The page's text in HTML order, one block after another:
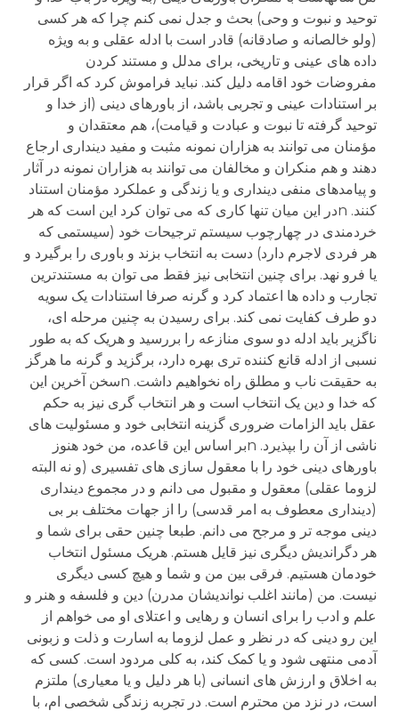
توحید و نبوت و وحی) بحث و جدل نمی کنم چرا که هر کسی
(ولو خالصانه و صادقانه) قادر است با ادله عقلی و به ویژه
داده های عینی و تاریخی، برای مدلل و مستند کردن
مفروضات خود اقامه دلیل کند. نباید فراموش کرد که اگر قرار
بر استنادات عینی و تجربی باشد، از باورهای دینی (از خدا و
توحید گرفته تا نبوت و عبادت و قیامت)، هم معتقدان و
مؤمنان می توانند به هزاران نمونه مثبت و مفید دینداری ارجاع
دهند و هم منکران و مخالفان می توانند به هزاران نمونه در آثار
و پیامدهای منفی دینداری و یا زندگی و عملکرد مؤمنان استناد
کنند. nدر این میان تنها کاری که می توان کرد این است که هر
خردمندی در چهارچوب سیستم ترجیحات خود (سیستمی که
هر فردی لاجرم دارد) دست به انتخاب بزند و باوری را برگیرد و
یا فرو نهد. برای چنین انتخابی نیز فقط می توان به مستندترین
تجارب و داده ها اعتماد کرد و گرنه صرفا استنادات یک سویه
دو طرف کفایت نمی کند. برای رسیدن به چنین مرحله ای،
ناگزیر باید ادله دو سوی منازعه را بررسید و هریک که به طور
نسبی از ادله قانع کننده تری بهره دارد، برگزید و گرنه ما هرگز
به حقیقت ناب و مطلق راه نخواهیم داشت. nسخن آخرین این
که خدا و دین یک انتخاب است و هر انتخاب گری نیز به حکم
عقل باید الزامات ضروری گزینه انتخابی خود و مسئولیت های
ناشی از آن را بپذیرد. nبر اساس این قاعده، من خود هنوز
باورهای دینی خود را با معقول سازی های تفسیری (و نه البته
لزوما عقلی) معقول و مقبول می دانم و در مجموع دینداری
(دینداری معطوف به امر قدسی) را از جهات مختلف بر بی
دینی موجه تر و مرجح می دانم. طبعا چنین حقی برای شما و
هر دگراندیش دیگری نیز قایل هستم. هریک مسئول انتخاب
خودمان هستیم. فرقی بین من و شما و هیچ کسی دیگری
نیست. من (مانند اغلب نواندیشان مدرن) دین و فلسفه و هنر و
علم و ادب را برای انسان و رهایی و اعتلای او می خواهم از
این رو دینی که در نظر و عمل لزوما به اسارت و ذلت و زبونی
آدمی منتهی شود و یا کمک کند، به کلی مردود است. کسی که
به اخلاق و ارزش های انسانی (با هر دلیل و یا معیاری) ملتزم
است، در نزد من محترم است. در تجربه زندگی شخصی ام، با